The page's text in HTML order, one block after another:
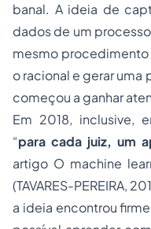
banal. A ideia de
dados de um
mesmo
o racional e gerar
começou a ganhar
Em 2018, inclusive,
“para cada juiz, um
artigo O machine
(TAVARES-PEREIRA,
a ideia encontrou